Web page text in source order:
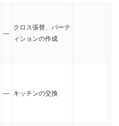
—
クロス張替、パーテ
ィションの作成
— キッチンの交換